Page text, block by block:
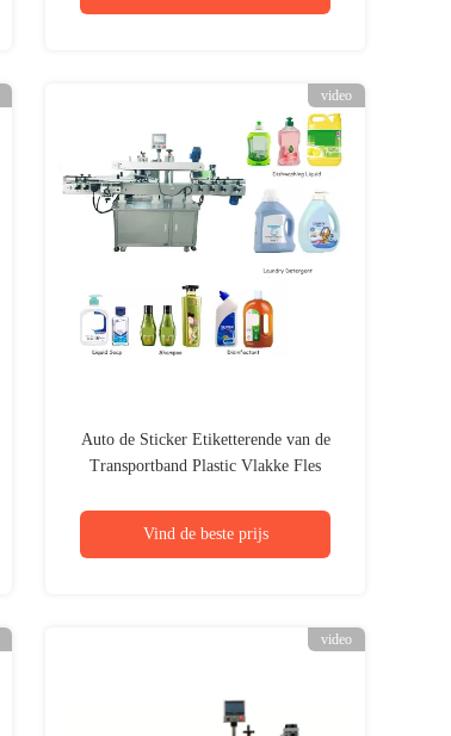
video
Auto de Sticker Etiketterende van de
Transportband Plastic Vlakke Fles
Vind de beste prijs
video